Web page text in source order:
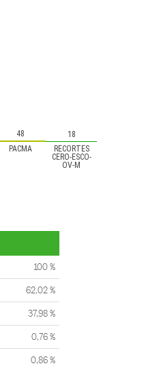
PACMA
RECORTES
CERO-ESCO-
OV-M
48 18
100 %
62,02 %
37,98 %
0,76 %
0,86 %